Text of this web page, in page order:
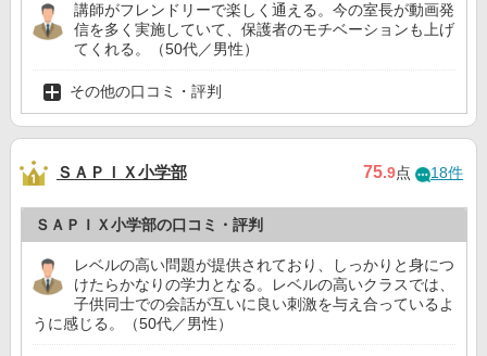
講師がフレンドリーで楽しく通える。今の室長が動画発
信を多く実施していて、保護者のモチベーションも上げ
てくれる。（50代／男性）
その他の口コミ・評判
ＳＡＰＩＸ小学部 75.9点 18件
ＳＡＰＩＸ小学部の口コミ・評判
レベルの高い問題が提供されており、しっかりと身につ
けたらかなりの学力となる。レベルの高いクラスでは、
子供同士での会話が互いに良い刺激を与え合っているよ
うに感じる。（50代／男性）